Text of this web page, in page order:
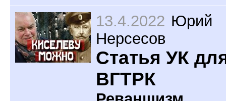
13.4.2022 Юрий
Нерсесов
Статья УК
ВГТРК